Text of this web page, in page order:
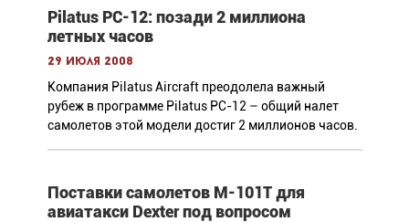
Pilatus PC-12: позади 2 миллиона
летных часов
29 июля 2008
Компания Pilatus Aircraft преодолела важный
рубеж в программе Pilatus PC-12 – общий налет
самолетов этой модели достиг 2 миллионов часов.
Поставки самолетов М-101Т для
авиатакси Dexter под вопросом